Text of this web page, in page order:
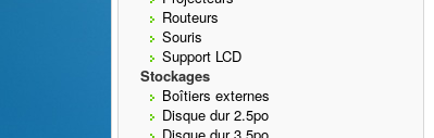
Routeurs
Souris
Support LCD
Stockages
Boîtiers externes
Disque dur 2.5po